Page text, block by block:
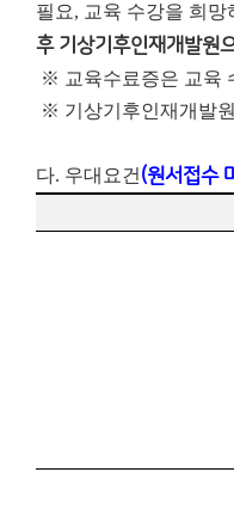
필요, 교육 수강을 희망
후 기상기후인재개발원
※ 교육수료증은 교육
※ 기상기후인재개발
다. 우대요건 (원서접수